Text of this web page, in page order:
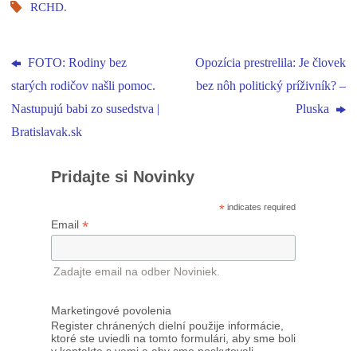
RCHD.
FOTO: Rodiny bez
starých rodičov našli pomoc.
Nastupujú babi zo susedstva |
Bratislavak.sk
Opozícia prestrelila: Je človek
bez nôh politický príživník? –
Pluska
Pridajte si Novinky
* indicates required
Email *
Zadajte email na odber Noviniek.
Marketingové povolenia
Register chránených dielní použije informácie,
ktoré ste uviedli na tomto formulári, aby sme boli